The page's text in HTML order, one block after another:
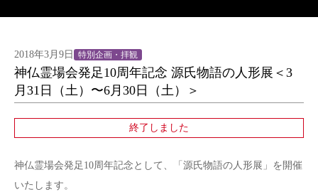
2018年3月9日 特別企画・拝観
神仏霊場会発足10周年記念 源氏物語の人形展＜3
月31日（土）〜6月30日（土）＞
終了しました
神仏霊場会発足10周年記念として、「源氏物語の人形展」を開催
いたします。